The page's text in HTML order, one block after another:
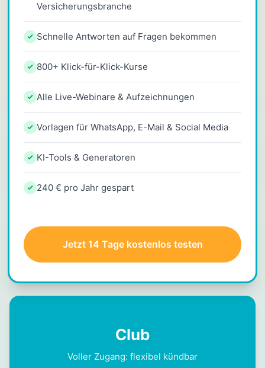
Versicherungsbranche
Schnelle Antworten auf Fragen bekommen
800+ Klick-für-Klick-Kurse
Alle Live-Webinare & Aufzeichnungen
Vorlagen für WhatsApp, E-Mail & Social Media
KI-Tools & Generatoren
240 € pro Jahr gespart
Jetzt 14 Tage kostenlos testen
Club
Voller Zugang: flexibel kündbar